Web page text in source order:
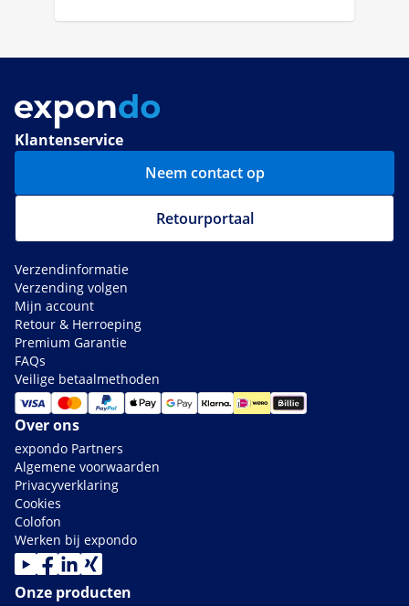
Klantenservice
Neem contact op
Retourportaal
Verzendinformatie
Verzending volgen
Mijn account
Retour & Herroeping
Premium Garantie
FAQs
Veilige betaalmethoden
Over ons
expondo Partners
Algemene voorwaarden
Privacyverklaring
Cookies
Colofon
Werken bij expondo
Onze producten